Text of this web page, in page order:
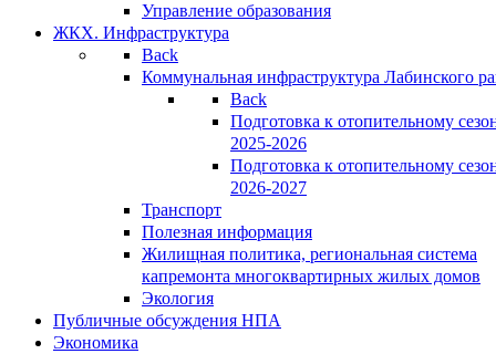
Управление образования
ЖКХ. Инфраструктура
Back
Коммунальная инфраструктура Лабинского
Back
Подготовка к отопительному
2025-2026
Подготовка к отопительному
2026-2027
Транспорт
Полезная информация
Жилищная политика, региональная система
капремонта многоквартирных жилых домов
Экология
Публичные обсуждения НПА
Экономика